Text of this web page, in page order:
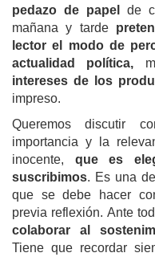
pedazo de papelde
mañana y tarde
lector el modo de
actualidad política,
intereses de los
impreso.
Queremos discutir
importancia y la
inocente, que es
suscribimos. Es una
que se debe hacer
previa reflexión. Ante
colaborar al
Tiene que recordar